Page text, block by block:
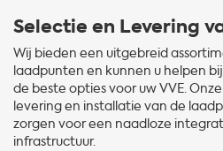
Selectie en Levering
Wij bieden een uitgebreid
laadpunten en kunnen u helpen
de beste opties voor uw VVE.
levering en installatie van de
zorgen voor een naadloze
infrastructuur.